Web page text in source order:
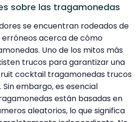
sobre las tragamonedas
se encuentran rodeados de
acerca de cómo
Uno de los mitos más
trucos para garantizar una
cocktail tragamonedas trucos
embargo, es esencial
están basadas en
aleatorios, lo que significa